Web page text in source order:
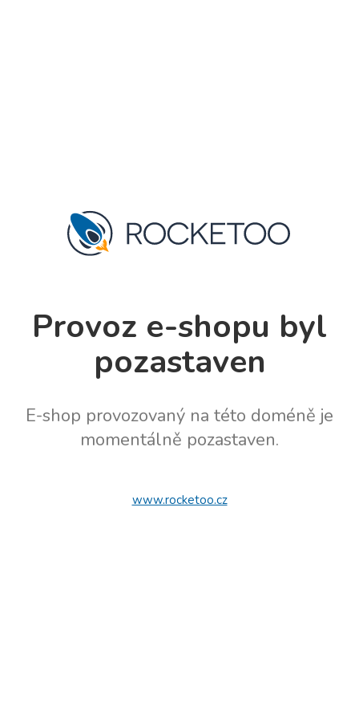
Provoz e-shopu byl
pozastaven
E-shop provozovaný na této doméně je
momentálně pozastaven.
www.rocketoo.cz